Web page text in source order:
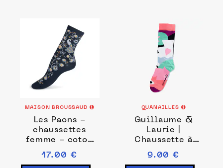
MAISON BROUSSAUD
Les Paons -
chaussettes
femme - coton
marine
17.00 €
QUANAILLES
Guillaume &
Laurie |
Chaussette à
l'unité Abstract
rose
9.00 €